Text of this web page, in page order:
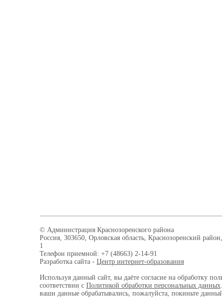
© Администрация Краснозоренского района
Россия, 303650, Орловская область, Краснозоренский
1
Телефон приемной: +7 (48663) 2-14-91
Разработка сайта - Центр интернет-образования
Используя данный сайт, вы даёте согласие на обработку
соответствии с Политикой обработки персональных данных
ваши данные обрабатывались, пожалуйста, покиньте